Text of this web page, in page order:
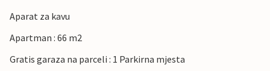
Aparat za kavu
Apartman : 66 m2
Gratis garaza na parceli : 1 Parkirna mjesta